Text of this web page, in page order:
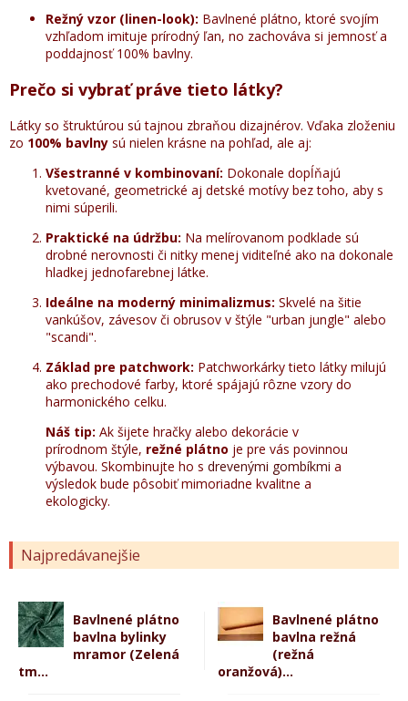
Najpredávanejšie
Bavlnené plátno
bavlna bylinky
mramor (Zelená
tm...
Bavlnené plátno
bavlna režná
(režná
oranžová)...
Režný vzor (linen-look): Bavlnené plátno, ktoré svojím
vzhľadom imituje prírodný ľan, no zachováva si jemnosť a
poddajnosť 100% bavlny.
Prečo si vybrať práve tieto látky?
Látky so štruktúrou sú tajnou zbraňou dizajnérov. Vďaka zloženiu
zo 100% bavlny sú nielen krásne na pohľad, ale aj:
Všestranné v kombinovaní: Dokonale dopĺňajú
kvetované, geometrické aj detské motívy bez toho, aby s
nimi súperili.
Praktické na údržbu: Na melírovanom podklade sú
drobné nerovnosti či nitky menej viditeľné ako na dokonale
hladkej jednofarebnej látke.
Ideálne na moderný minimalizmus: Skvelé na šitie
vankúšov, závesov či obrusov v štýle "urban jungle" alebo
"scandi".
Základ pre patchwork: Patchworkárky tieto látky milujú
ako prechodové farby, ktoré spájajú rôzne vzory do
harmonického celku.
Náš tip: Ak šijete hračky alebo dekorácie v
prírodnom štýle, režné plátno je pre vás povinnou
výbavou. Skombinujte ho s drevenými gombíkmi a
výsledok bude pôsobiť mimoriadne kvalitne a
ekologicky.